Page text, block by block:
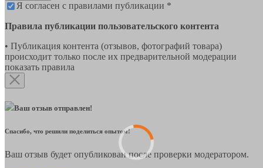
Я согласен с правилами публикации *
Правила публикации пользовательского контента
• Публикация контента (отзывов, фотографий товара)
происходит только после их предварительной модерации
показать правила
Ваш отзыв отправлен!
Спасибо, что решили поделиться опытом!
Ваш отзыв будет опубликован после проверки модератором.